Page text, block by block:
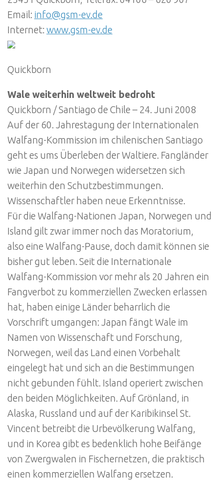
Email: info@gsm-ev.de
Internet: www.gsm-ev.de
Quickborn
Wale weiterhin weltweit bedroht
Quickborn / Santiago de Chile – 24. Juni 2008
Auf der 60. Jahrestagung der Internationalen
Walfang-Kommission im chilenischen Santiago
geht es ums Überleben der Waltiere. Fangländer
wie Japan und Norwegen widersetzen sich
weiterhin den Schutzbestimmungen.
Wissenschaftler haben neue Erkenntnisse.
Für die Walfang-Nationen Japan, Norwegen und
Island gilt zwar immer noch das Moratorium,
also eine Walfang-Pause, doch damit können sie
bisher gut leben. Seit die Internationale
Walfang-Kommission vor mehr als 20 Jahren ein
Fangverbot zu kommerziellen Zwecken erlassen
hat, haben einige Länder beharrlich die
Vorschrift umgangen: Japan fängt Wale im
Namen von Wissenschaft und Forschung,
Norwegen, weil das Land einen Vorbehalt
eingelegt hat und sich an die Bestimmungen
nicht gebunden fühlt. Island operiert zwischen
den beiden Möglichkeiten. Auf Grönland, in
Alaska, Russland und auf der Karibikinsel St.
Vincent betreibt die Urbevölkerung Walfang,
und in Korea gibt es bedenklich hohe Beifänge
von Zwergwalen in Fischernetzen, die praktisch
einen kommerziellen Walfang ersetzen.